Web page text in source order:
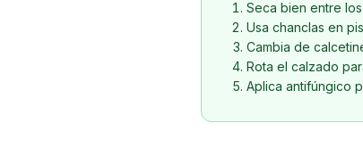
Seca bien entre
Usa chanclas en
Cambia de
Rota el calzado
Aplica antifúngico